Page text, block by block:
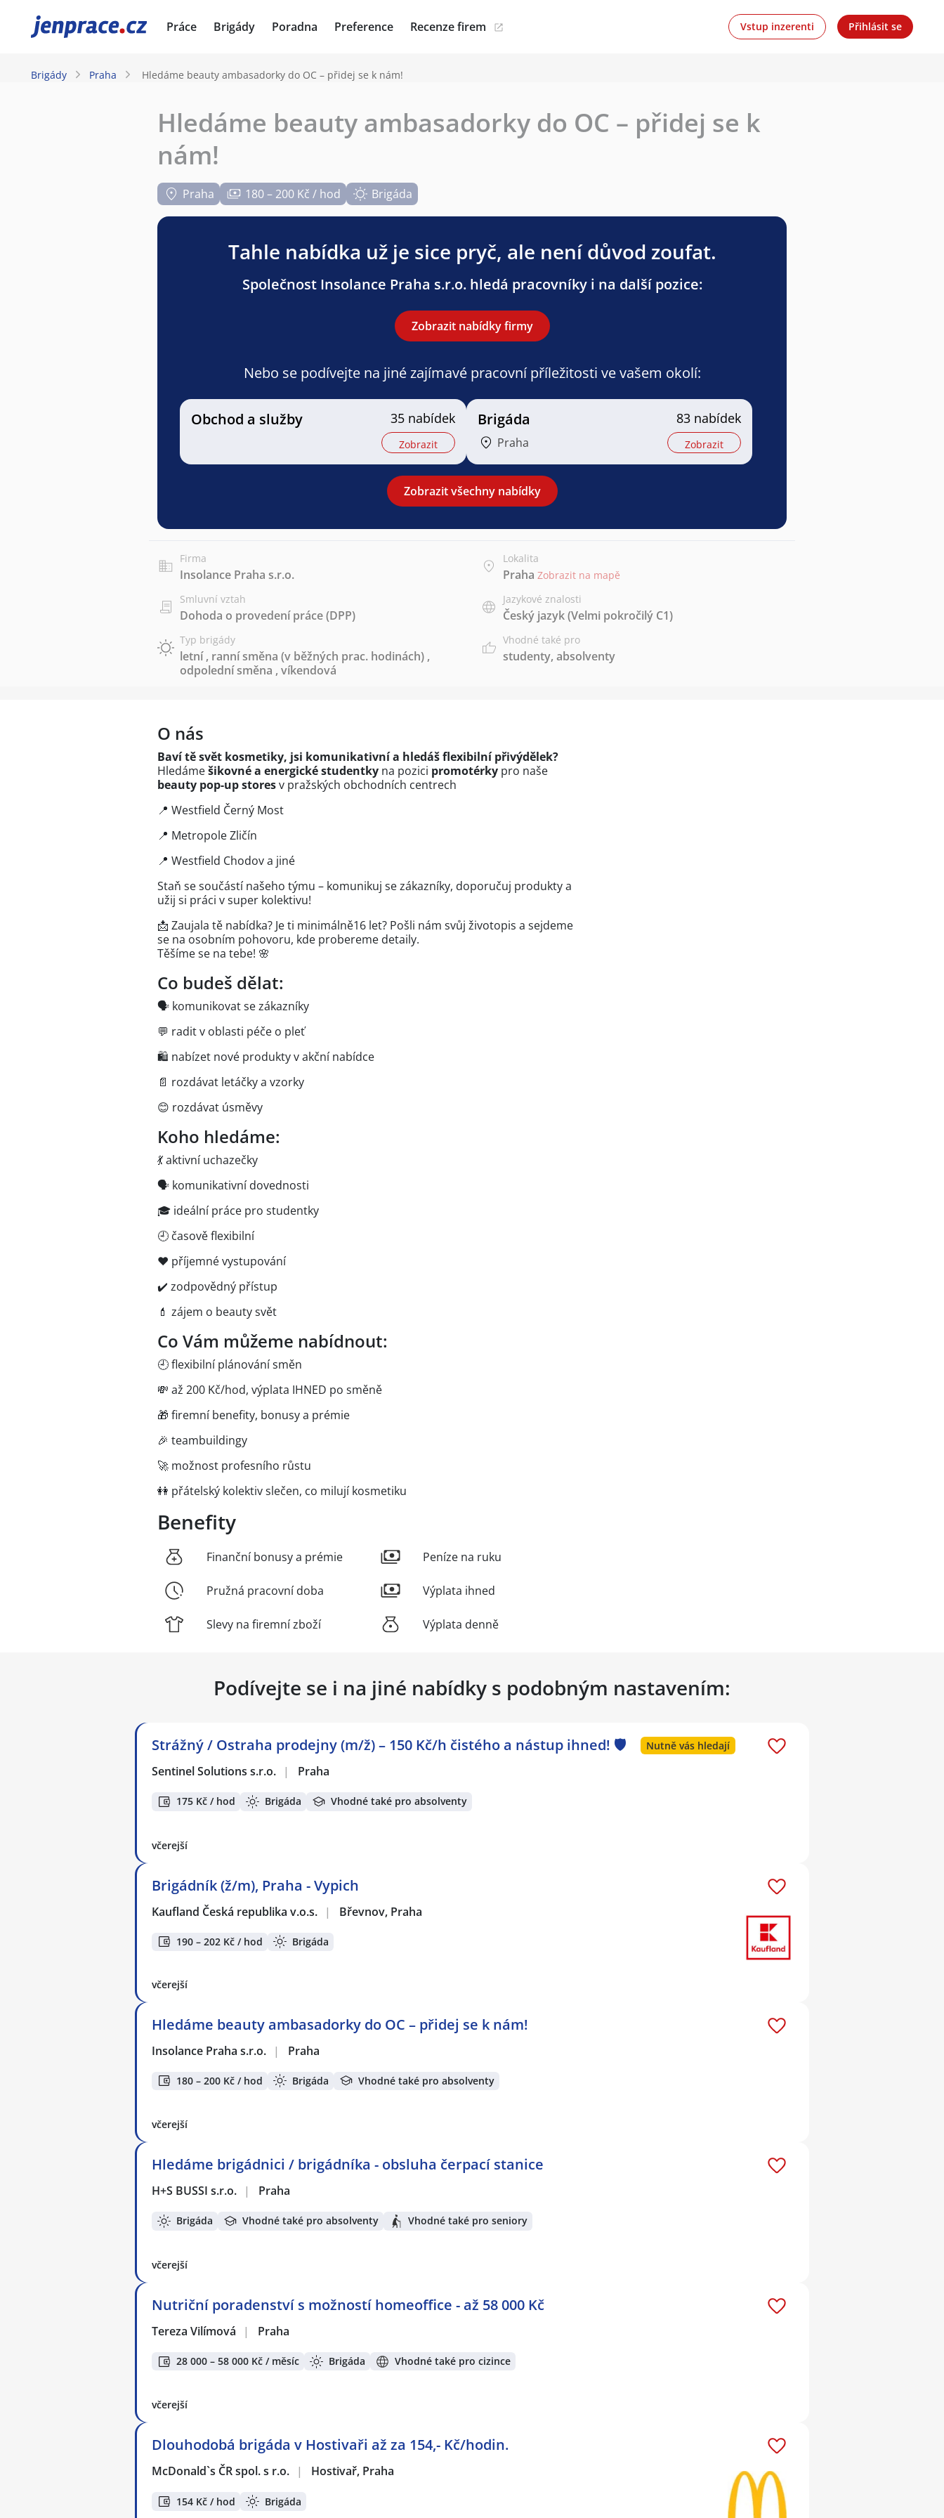
JenPráce.cz Práce Brigády Poradna Preference Recenze firem Vstup inzerenti Přihlásit se
Brigády Praha Hledáme beauty ambasadorky do OC – přidej se k nám!
Hledáme beauty ambasadorky do OC – přidej se k
nám!
Praha 180 – 200 Kč / hod Brigáda
Tahle nabídka už je sice pryč, ale není důvod zoufat.
Společnost Insolance Praha s.r.o. hledá pracovníky i na další pozice:
Zobrazit nabídky firmy
Nebo se podívejte na jiné zajímavé pracovní příležitosti ve vašem okolí:
Obchod a služby 35 nabídek
Zobrazit
Brigáda
Praha
83 nabídek
Zobrazit
Zobrazit všechny nabídky
Firma
Insolance Praha s.r.o.
Lokalita
Praha Zobrazit na mapě
Smluvní vztah
Dohoda o provedení práce (DPP)
Jazykové znalosti
Český jazyk(Velmi pokročilý C1)
Typ brigády
letní , ranní směna (v běžných prac. hodinách) ,
odpolední směna , víkendová
Vhodné také pro
studenty, absolventy
O nás
Baví tě svět kosmetiky, jsi komunikativní a hledáš flexibilní přivýdělek?
Hledámešikovné a energické studentky na pozici promotérky pro naše
beauty pop-up storesv pražských obchodních centrech
📍 Westfield Černý Most
📍 Metropole Zličín
📍 Westfield Chodov a jiné
Staň se součástí našeho týmu – komunikuj se zákazníky, doporučuj produkty a
užij si práci v super kolektivu!
📩 Zaujala tě nabídka? Je ti minimálně16 let? Pošli nám svůj životopis a sejdeme
se na osobním pohovoru, kde probereme detaily.
Těšíme se na tebe! 🌸
Co budeš dělat:
🗣️ komunikovat se zákazníky
💬 radit v oblasti péče o pleť
🛍️ nabízet nové produkty v akční nabídce
📄 rozdávat letáčky a vzorky
😊 rozdávat úsměvy
Koho hledáme:
💃 aktivní uchazečky
🗣️ komunikativní dovednosti
🎓 ideální práce pro studentky
🕘 časově flexibilní
❤️ příjemné vystupování
✔️ zodpovědný přístup
💄 zájem o beauty svět
Co Vám můžeme nabídnout:
🕘 flexibilní plánování směn
💸 až 200 Kč/hod, výplata IHNED po směně
🎁 firemní benefity, bonusy a prémie
🎉 teambuildingy
🚀 možnost profesního růstu
👭 přátelský kolektiv slečen, co milují kosmetiku
Benefity
Finanční bonusy a prémie
Pružná pracovní doba
Slevy na firemní zboží
Peníze na ruku
Výplata ihned
Výplata denně
Podívejte se i na jiné nabídky s podobným nastavením:
Strážný / Ostraha prodejny (m/ž) – 150 Kč/h čistého a nástup ihned! 🛡️ Nutně vás hledají
Sentinel Solutions s.r.o. | Praha
175 Kč / hod Brigáda Vhodné také pro absolventy
včerejší
Brigádník (ž/m), Praha - Vypich
Kaufland Česká republika v.o.s. | Břevnov, Praha
190 – 202 Kč / hod Brigáda
včerejší
Hledáme beauty ambasadorky do OC – přidej se k nám!
Insolance Praha s.r.o. | Praha
180 – 200 Kč / hod Brigáda Vhodné také pro absolventy
včerejší
Hledáme brigádnici / brigádníka - obsluha čerpací stanice
H+S BUSSI s.r.o. | Praha
Brigáda Vhodné také pro absolventy Vhodné také pro seniory
včerejší
Nutriční poradenství s možností homeoffice - až 58 000 Kč
Tereza Vilímová | Praha
28 000 – 58 000 Kč / měsíc Brigáda Vhodné také pro cizince
včerejší
Dlouhodobá brigáda v Hostivaři až za 154,- Kč/hodin.
McDonald`s ČR spol. s r.o. | Hostivař, Praha
154 Kč / hod Brigáda